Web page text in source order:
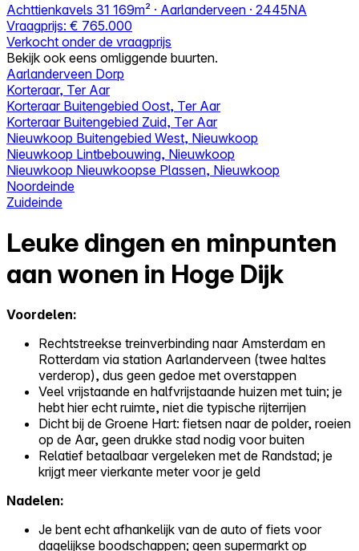
Achttienkavels 31 169m² · Aarlanderveen · 2445NA
Vraagprijs: € 765.000
Verkocht onder de vraagprijs
Bekijk ook eens omliggende buurten.
Aarlanderveen Dorp
Korteraar, Ter Aar
Korteraar Buitengebied Oost, Ter Aar
Korteraar Buitengebied Zuid, Ter Aar
Nieuwkoop Buitengebied West, Nieuwkoop
Nieuwkoop Lintbebouwing, Nieuwkoop
Nieuwkoop Nieuwkoopse Plassen, Nieuwkoop
Noordeinde
Zuideinde
Leuke dingen en minpunten
aan wonen in Hoge Dijk
Voordelen:
Rechtstreekse treinverbinding naar Amsterdam en
Rotterdam via station Aarlanderveen (twee haltes
verderop), dus geen gedoe met overstappen
Veel vrijstaande en halfvrijstaande huizen met tuin; je
hebt hier echt ruimte, niet die typische rijterrijen
Dicht bij de Groene Hart: fietsen naar de polder, roeien
op de Aar, geen drukke stad nodig voor buiten
Relatief betaalbaar vergeleken met de Randstad; je
krijgt meer vierkante meter voor je geld
Nadelen:
Je bent echt afhankelijk van de auto of fiets voor
dagelijkse boodschappen; geen supermarkt op